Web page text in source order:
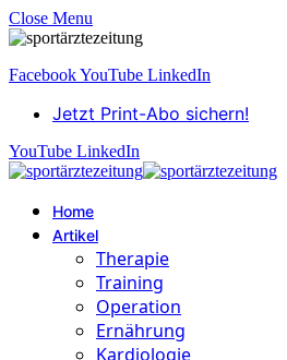
Close Menu
FacebookYouTube LinkedIn
Jetzt Print-Abo sichern!
YouTube LinkedIn
Home
Artikel
Therapie
Training
Operation
Ernährung
Kardiologie